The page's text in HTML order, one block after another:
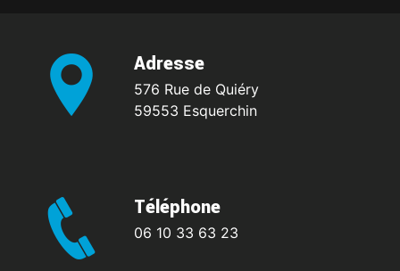
Adresse
576 Rue de Quiéry
59553 Esquerchin
Téléphone
06 10 33 63 23